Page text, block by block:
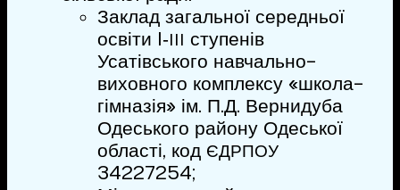
Заклад загальної середньої
освіти I‑III ступенів
Усатівського навчально-
виховного комплексу «школа-
гімназія» ім. П.Д. Вернидуба
Одеського району Одеської
області, код ЄДРПОУ
34227254;